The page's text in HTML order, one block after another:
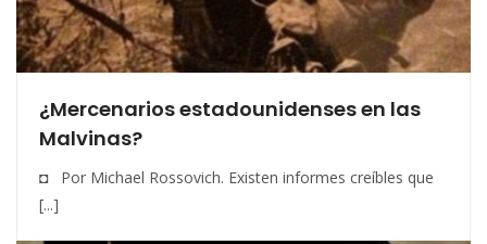
¿Mercenarios estadounidenses en las
Malvinas?
◘ Por Michael Rossovich. Existen informes creíbles que
[...]